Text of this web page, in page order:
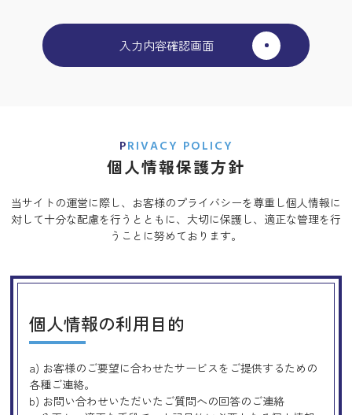
PRIVACY POLICY
個人情報保護方針
当サイトの運営に際し、お客様のプライバシーを尊重し個人情報に
対して十分な配慮を行うとともに、 大切に保護し、適正な管理を行
うことに努めております。
個人情報の利用目的
a) お客様のご要望に合わせたサービスをご提供するための
各種ご連絡。
b) お問い合わせいただいたご質問への回答のご連絡